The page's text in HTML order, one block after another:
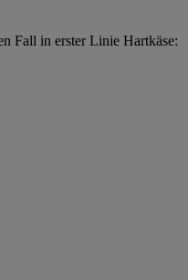
Fall in erster Linie Hartkäse: